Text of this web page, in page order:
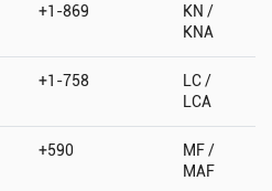
+1-869
KN /
KNA
+1-758
LC /
LCA
+590
MF /
MAF